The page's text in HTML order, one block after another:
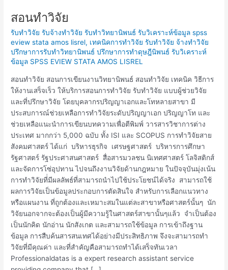
สอนทำวิจัย
รับทำวิจัย รับจ้างทำวิจัย รับทำวิทยานิพนธ์ รับวิเคราะห์ข้อมูล spss
eview stata amos lisrel, เทคนิคการทำวิจัย รับทำวิจัย จ้างทำวิจัย
ปรึกษาการรับทำวิทยานิพนธ์ ปรึกษาการทำดุษฎีนิพนธ์ รับวิเคราะห์
ข้อมูล SPSS EVIEW STATA AMOS LISREL
สอนทำวิจัย สอนการเขียนงานวิทยานิพนธ์ สอนทำวิจัย เทคนิค วิธีการ
ให้งานเสร็จเร็ว ให้บริการสอนการทำวิจัย รับทำวิจัย แบบผู้ช่วยวิจัย
และที่ปรึกษาวิจัย โดยบุคลากรปริญญาเอกและโทหลายสาขา มี
ประสบการณ์ช่วยเหลือการทำวิจัยระดับปริญญาเอก ปริญญาโท และ
ช่วยเหลือแนะนำการเขียนบทความเพื่อตีพิมพ์ วารสารวิชาการต่าง
ประเทศ มากกว่า 5,000 ฉบับ ทั้ง ISI และ SCOPUS การทำวิจัยสาย
สังคมศาสตร์ ได้แก่ บริหารธุรกิจ เศรษฐศาสตร์ บริหารการศึกษา
รัฐศาสตร์ รัฐประศาสนศาสตร์ สื่อสารมวลชน นิเทศศาสตร์ โลจิสติกส์
และจัดการโซ่อุปทาน ไปจนถึงงานวิจัยด้านกฎหมาย ในปัจจุบันมุ่งเน้น
การทำวิจัยที่่มีผลลัพธ์ที่สามารถนำไปใช้ประโยชน์ได้จริง สามารถใช้
ผลการวิจัยเป็นข้อมูลประกอบการตัดสินใจ สำหรับการเลือกแนวทาง
หรือแผนงาน ที่ถูกต้องและเหมาะสมในแต่ละสาขาหรือศาสตร์นั้นๆ นัก
วิจัยนอกจากจะต้องเป็นผู้มีความรู้ในศาสตร์สาขานั้นๆแล้ว จำเป็นต้อง
เป็นนักคิด นักอ่าน นักสังเกต และสามารถใช้ข้อมูล การเข้าถึงฐาน
ข้อมูล การสืบค้นสารสนเทศได้อย่างมีประสิทธิภาพ จึงจะสามารถทำ
วิจัยที่มีคุณค่า และที่สำคัญคือสามารถทำได้เสร็จทันเวลา
Professionaldatas is a expert research assistant service
สอน
วิจัย